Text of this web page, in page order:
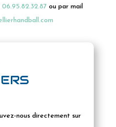
06.95.82.32.87 ou par mail
nous directement sur